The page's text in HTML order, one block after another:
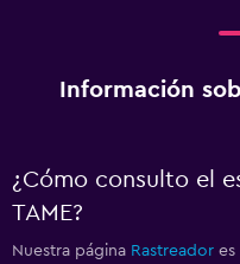
Información
¿Cómo consulto el
TAME?
Nuestra página Rastreador es